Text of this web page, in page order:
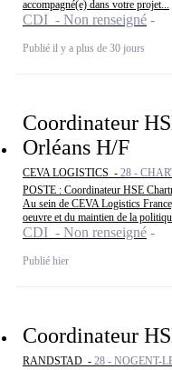
accompagné(e) dans votre projet...
CDI - Non renseigné
Publié il y a plus de 30 jours
Coordinateur
Orléans H/F
CEVA LOGISTICS - 28 -
POSTE : Coordinateur HSE
Au sein de CEVA Logistics
oeuvre et du maintien de la
CDI - Non renseigné
Publié hier
Coordinateur
RANDSTAD - 28 - NOGENT-